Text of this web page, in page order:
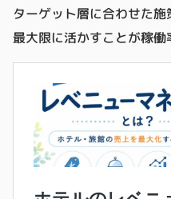
ターゲット層に合わせた
最大限に活かすことが稼働